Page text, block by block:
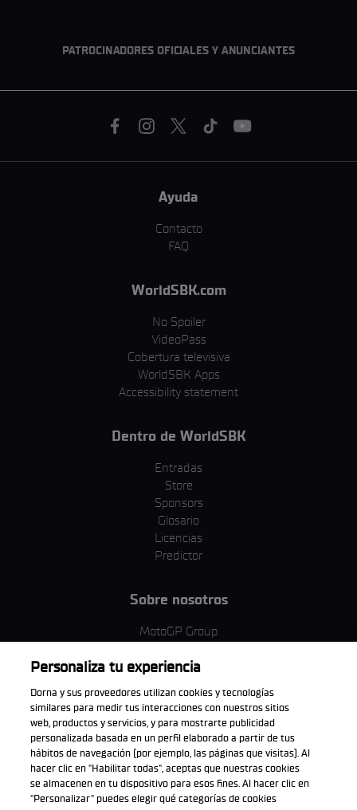
PATROCINADORES OFICIALES Y ANUNCIANTES
Ayuda
Contacto
FAQ
WorldSBK.com
No Spoiler
VideoPass
Cobertura televisiva
WorldSBK Apps
Accessibility statement
Dentro de WorldSBK
Entradas
Store
Sponsors
Glosario
Licencias
Predictor
Sobre nosotros
MotoGP Group
Términos y condiciones
Política de privacidad
Política de compra
Descarga la aplicación oficial
Personaliza tu experiencia
Dorna y sus proveedores utilizan cookies y tecnologías
similares para medir tus interacciones con nuestros sitios
web, productos y servicios, y para mostrarte publicidad
personalizada basada en un perfil elaborado a partir de tus
hábitos de navegación (por ejemplo, las páginas que visitas). Al
hacer clic en "Habilitar todas", aceptas que nuestras cookies
se almacenen en tu dispositivo para esos fines. Al hacer clic en
"Personalizar" puedes elegir qué categorías de cookies